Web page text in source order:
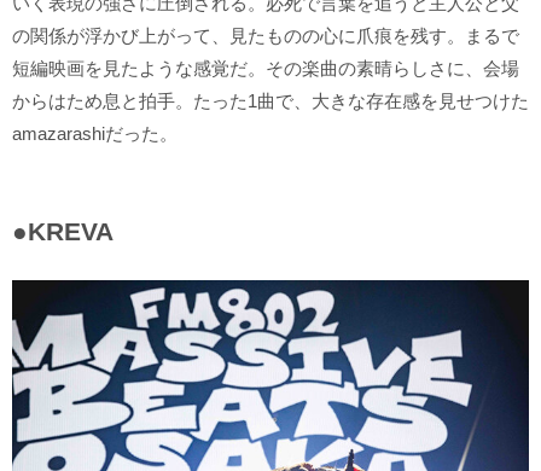
の関係が浮かび上がって、見たものの心に爪痕を残す。まるで
短編映画を見たような感覚だ。その楽曲の素晴らしさに、会場
からはため息と拍手。たった1曲で、大きな存在感を見せつけた
amazarashiだった。
●KREVA